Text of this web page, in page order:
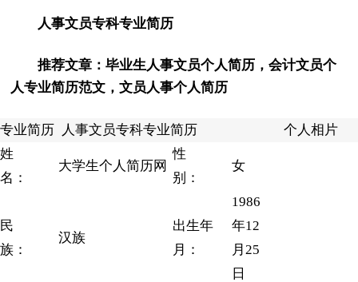
人事文员专科专业简历
推荐文章：毕业生人事文员个人简历 ，会计文员个
人专业简历范文 ，文员人事个人简历
专业简历 人事文员专科专业简历
个人相片
姓
名：
大学生个人简历网
性
别：
女
民
族：
汉族
出生年
月：
1986
年12
月25
日